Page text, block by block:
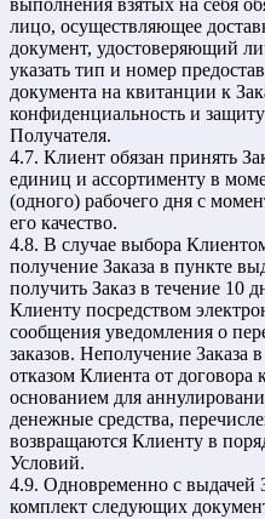
выполнения взятых на себя
лицо, осуществляющее
документ, удостоверяющий
указать тип и номер
документа на квитанции к
конфиденциальность и
Получателя.
4.7. Клиент обязан принять
единиц и ассортименту в
(одного) рабочего дня с
его качество.
4.8. В случае выбора
получение Заказа в пункте
получить Заказ в течение 10
Клиенту посредством
сообщения уведомления о
заказов. Неполучение Заказа
отказом Клиента от договора
основанием для
денежные средства,
возвращаются Клиенту в
Условий.
4.9. Одновременно с выдачей
комплект следующих